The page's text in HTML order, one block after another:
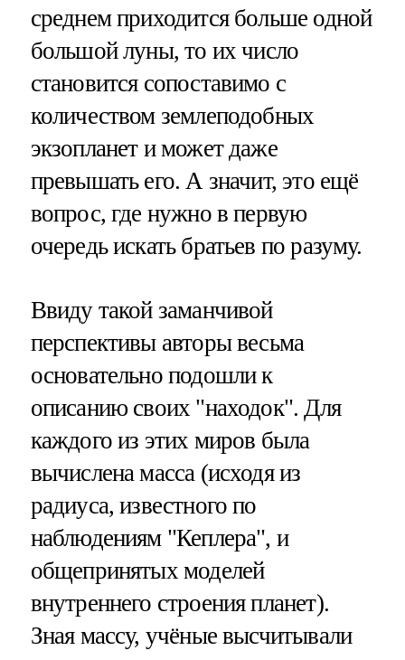
среднем приходится больше одной
большой луны, то их число
становится сопоставимо с
количеством землеподобных
экзопланет и может даже
превышать его. А значит, это ещё
вопрос, где нужно в первую
очередь искать братьев по разуму.
Ввиду такой заманчивой
перспективы авторы весьма
основательно подошли к
описанию своих "находок". Для
каждого из этих миров была
вычислена масса (исходя из
радиуса, известного по
наблюдениям "Кеплера", и
общепринятых моделей
внутреннего строения планет).
Зная массу, учёные высчитывали